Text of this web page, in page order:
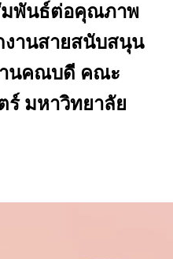
มพันธ์ต่อคุณภาพ
งานสายสนับสนุน
านคณบดี คณะ
ร์ มหาวิทยาลัย